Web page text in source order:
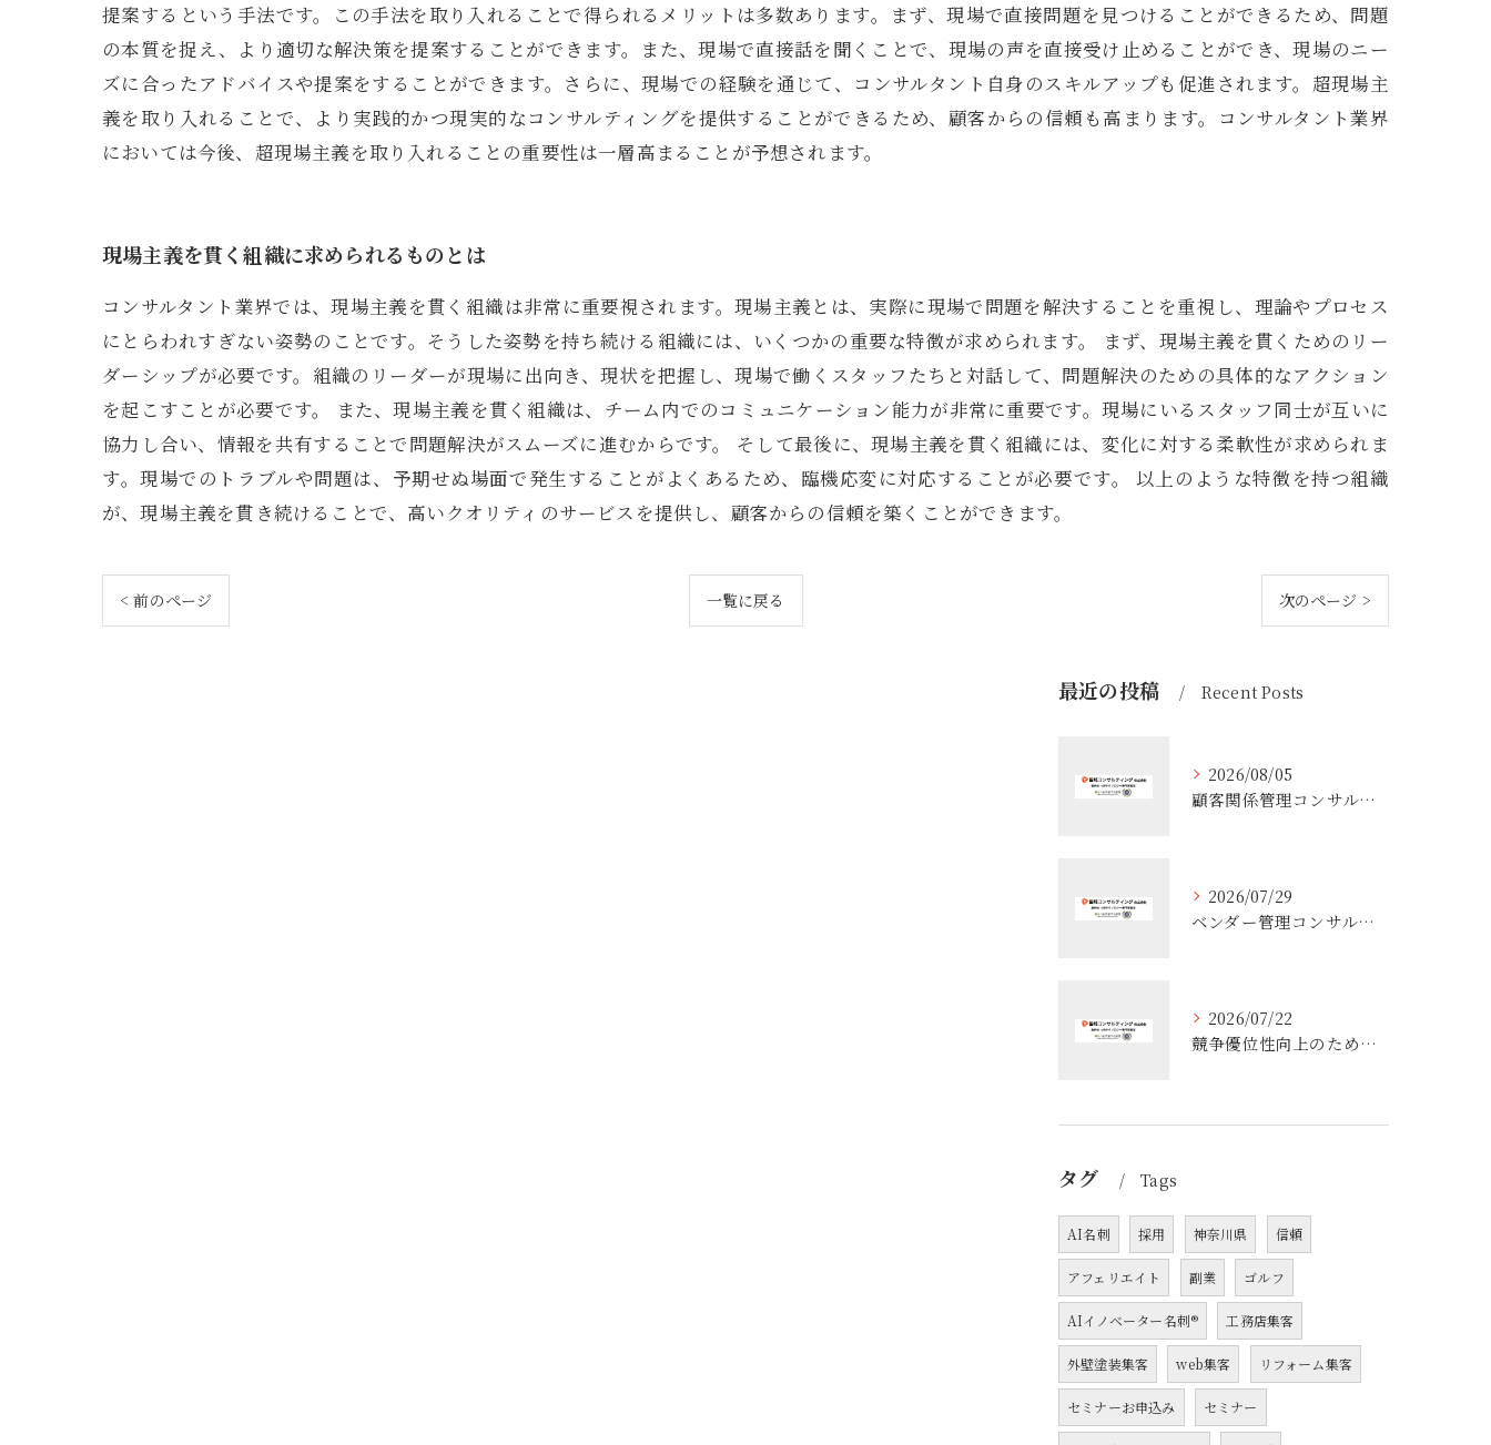
提案するという手法です。この手法を取り入れることで得られるメリットは多数あります。まず、現場で直接問題を見つけることができるため、問題
の本質を捉え、より適切な解決策を提案することができます。また、現場で直接話を聞くことで、現場の声を直接受け止めることができ、現場のニー
ズに合ったアドバイスや提案をすることができます。さらに、現場での経験を通じて、コンサルタント自身のスキルアップも促進されます。超現場主
義を取り入れることで、より実践的かつ現実的なコンサルティングを提供することができるため、顧客からの信頼も高まります。コンサルタント業界
においては今後、超現場主義を取り入れることの重要性は一層高まることが予想されます。
現場主義を貫く組織に求められるものとは
コンサルタント業界では、現場主義を貫く組織は非常に重要視されます。現場主義とは、実際に現場で問題を解決することを重視し、理論やプロセス
にとらわれすぎない姿勢のことです。そうした姿勢を持ち続ける組織には、いくつかの重要な特徴が求められます。 まず、現場主義を貫くためのリー
ダーシップが必要です。組織のリーダーが現場に出向き、現状を把握し、現場で働くスタッフたちと対話して、問題解決のための具体的なアクション
を起こすことが必要です。 また、現場主義を貫く組織は、チーム内でのコミュニケーション能力が非常に重要です。現場にいるスタッフ同士が互いに
協力し合い、情報を共有することで問題解決がスムーズに進むからです。 そして最後に、現場主義を貫く組織には、変化に対する柔軟性が求められま
す。現場でのトラブルや問題は、予期せぬ場面で発生することがよくあるため、臨機応変に対応することが必要です。 以上のような特徴を持つ組織
が、現場主義を貫き続けることで、高いクオリティのサービスを提供し、顧客からの信頼を築くことができます。
< 前のページ 一覧に戻る 次のページ >
最近の投稿 Recent Posts
2026/08/05
顧客関係管理コンサルティングの実態とコンサルが担う役割や年収のリアル
2026/07/29
ベンダー管理コンサルティングで実務が変わる役割整理と失敗しない進め方
2026/07/22
競争優位性向上のためのコンサル活用術と企業成長を実現する実践ポイント
タグ Tags
AI名刺 採用 神奈川県 信頼
アフェリエイト 副業 ゴルフ
AIイノベーター名刺® 工務店集客
外壁塗装集客 web集客 リフォーム集客
セミナーお申込み セミナー